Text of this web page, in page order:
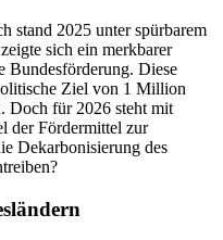
stand 2025 unter spürbarem
sich ein merkbarer
Bundesförderung. Diese
Ziel von 1 Million
Doch für 2026 steht mit
der Fördermittel zur
Dekarbonisierung des